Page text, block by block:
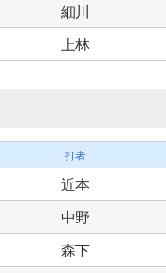
細川
上林
打者
近本
中野
森下